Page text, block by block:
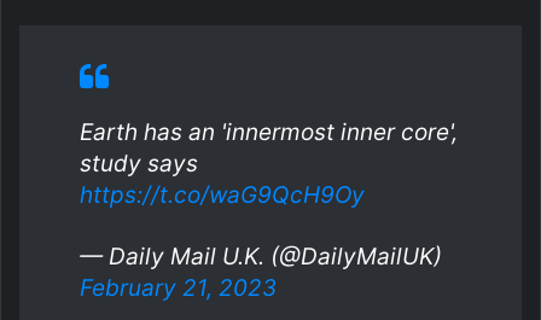
Earth has an 'innermost inner core',
study says
https://t.co/waG9QcH9Oy
— Daily Mail U.K. (@DailyMailUK)
February 21, 2023